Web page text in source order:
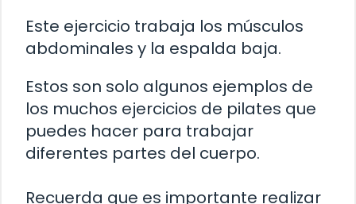
Este ejercicio trabaja los músculos
abdominales y la espalda baja.
Estos son solo algunos ejemplos de
los muchos ejercicios de pilates que
puedes hacer para trabajar
diferentes partes del cuerpo.
Recuerda que es importante realizar